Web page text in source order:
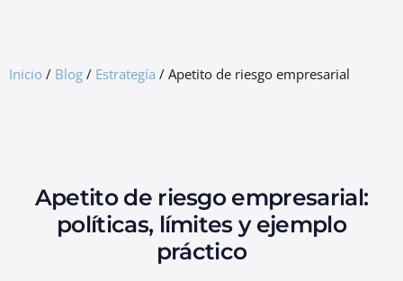
Inicio / Blog / Estrategía / Apetito de riesgo empresarial
Apetito de riesgo empresarial:
políticas, límites y ejemplo
práctico